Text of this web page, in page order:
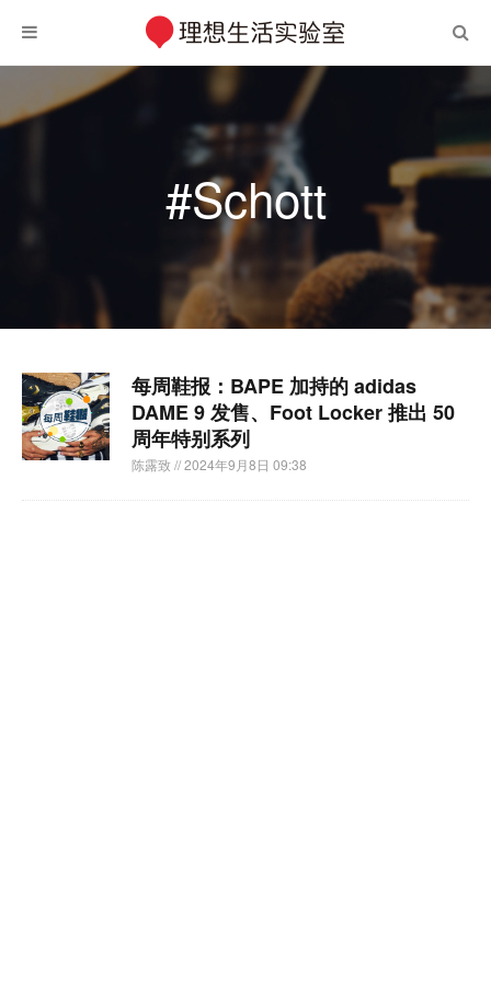
#Schott
每周鞋报：BAPE 加持的 adidas
DAME 9 发售、Foot Locker 推出 50
周年特别系列
陈露致// 2024年9月8日 09:38